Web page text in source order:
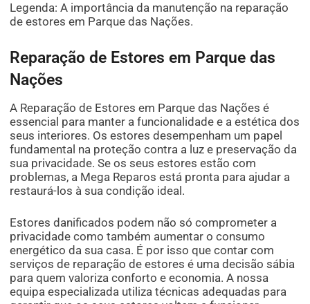
Legenda: A importância da manutenção na reparação
de estores em Parque das Nações.
Reparação de Estores em Parque das
Nações
A Reparação de Estores em Parque das Nações é
essencial para manter a funcionalidade e a estética dos
seus interiores. Os estores desempenham um papel
fundamental na proteção contra a luz e preservação da
sua privacidade. Se os seus estores estão com
problemas, a Mega Reparos está pronta para ajudar a
restaurá-los à sua condição ideal.
Estores danificados podem não só comprometer a
privacidade como também aumentar o consumo
energético da sua casa. É por isso que contar com
serviços de reparação de estores é uma decisão sábia
para quem valoriza conforto e economia. A nossa
equipa especializada utiliza técnicas adequadas para